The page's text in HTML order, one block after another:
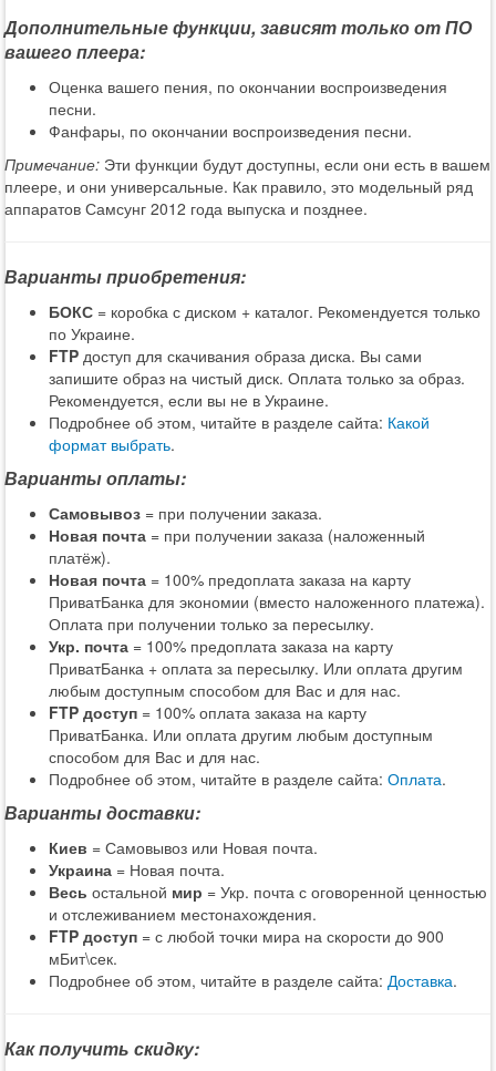
Дополнительные функции, зависят только от ПО
вашего плеера:
Оценка вашего пения, по окончании воспроизведения
песни.
Фанфары, по окончании воспроизведения песни.
Примечание: Эти функции будут доступны, если они есть в вашем
плеере, и они универсальные. Как правило, это модельный ряд
аппаратов Самсунг 2012 года выпуска и позднее.
Варианты приобретения:
БОКС = коробка с диском + каталог. Рекомендуется только
по Украине.
FTP доступ для скачивания образа диска. Вы сами
запишите образ на чистый диск. Оплата только за образ.
Рекомендуется, если вы не в Украине.
Подробнее об этом, читайте в разделе сайта: Какой
формат выбрать.
Варианты оплаты:
Самовывоз = при получении заказа.
Новая почта = при получении заказа (наложенный
платёж).
Новая почта = 100% предоплата заказа на карту
ПриватБанка для экономии (вместо наложенного платежа).
Оплата при получении только за пересылку.
Укр. почта = 100% предоплата заказа на карту
ПриватБанка + оплата за пересылку. Или оплата другим
любым доступным способом для Вас и для нас.
FTP доступ = 100% оплата заказа на карту
ПриватБанка. Или оплата другим любым доступным
способом для Вас и для нас.
Подробнее об этом, читайте в разделе сайта: Оплата.
Варианты доставки:
Киев = Самовывоз или Новая почта.
Украина = Новая почта.
Весь остальной мир = Укр. почта с оговоренной ценностью
и отслеживанием местонахождения.
FTP доступ = с любой точки мира на скорости до 900
мБит\сек.
Подробнее об этом, читайте в разделе сайта: Доставка.
Как получить скидку: